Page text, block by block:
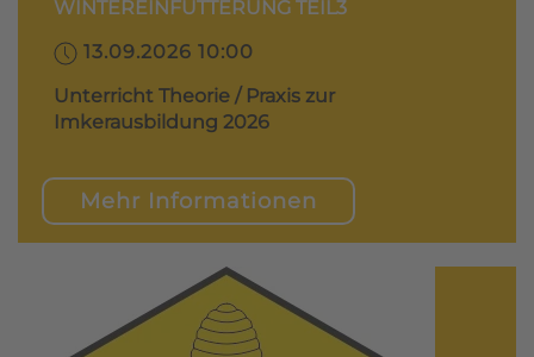
WINTEREINFÜTTERUNG TEIL3
13.09.2026 10:00
Unterricht Theorie / Praxis zur
Imkerausbildung 2026
Mehr Informationen